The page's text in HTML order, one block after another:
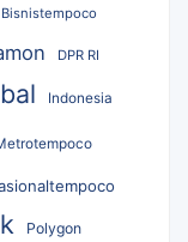
Bisnistempoco
DPR RI
Indonesia
Polygon